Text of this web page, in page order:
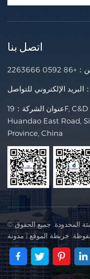
اتصل بنا
：
+86 0592 2263666
البريد الإلكتروني للتواصل：
عنوان الشركة：19F, C&D International Building, No.1699
Huandao East Road,
Province, China
© شركة شيامن سي آند دي للطاقة الناشئة المحدودة. جميع الحقوق
خريطة الموقع|مدونة